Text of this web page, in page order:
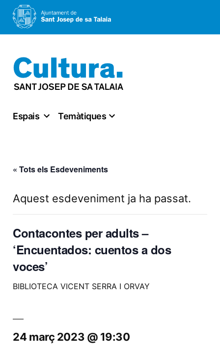
al
contingut
Espais Temàtiques
« Tots els Esdeveniments
Aquest esdeveniment ja ha passat.
Contacontes per adults –
‘Encuentados: cuentos a dos
voces’
BIBLIOTECA VICENT SERRA I ORVAY
24 març 2023 @ 19:30